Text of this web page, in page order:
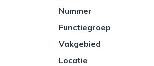
Nummer
Functiegroep
Vakgebied
Locatie